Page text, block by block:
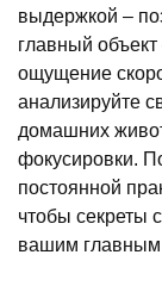
выдержкой –
главный
ощущение
анализируйте
домашних
фокусировки.
постоянной
чтобы секреты
вашим главным